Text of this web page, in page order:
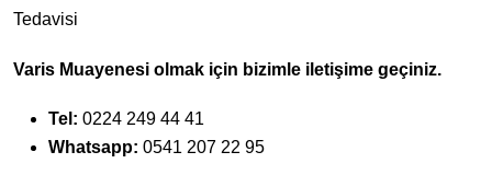
Tedavisi
Varis Muayenesi olmak için bizimle iletişime geçiniz.
Tel: 0224 249 44 41
Whatsapp: 0541 207 22 95